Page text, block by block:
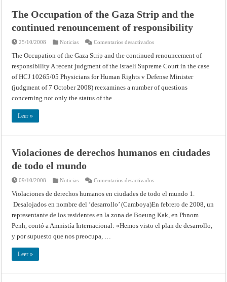
The Occupation of the Gaza Strip and the
continued renouncement of responsibility
25/10/2008 Noticias Comentarios desactivadosen
Occupation
of
the
Strip
and
the
The Occupation of the Gaza Strip and the continued renouncement of
responsibility A recent judgment of the Israeli Supreme Court in the case
of HCJ 10265/05 Physicians for Human Rights v Defense Minister
(judgment of 7 October 2008) reexamines a number of questions
concerning not only the status of the …
Leer »
Violaciones de derechos humanos en ciudades
de todo el mundo
09/10/2008 Noticias Comentarios desactivadosen
de
derechos
humanos
ciudades
de
todo
Violaciones de derechos humanos en ciudades de todo el mundo 1.
Desalojados en nombre del ‘desarrollo’ (Camboya)En febrero de 2008, un
representante de los residentes en la zona de Boeung Kak, en Phnom
Penh, contó a Amnistía Internacional: «Hemos visto el plan de desarrollo,
y por supuesto que nos preocupa, …
Leer »